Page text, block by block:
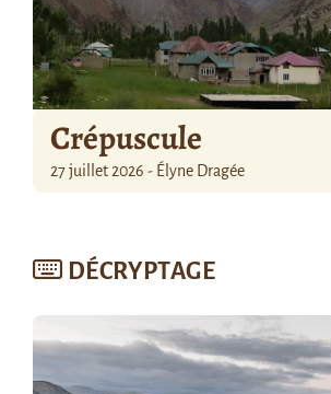
Crépuscule
27 juillet 2026 - Élyne Dragée
DÉCRYPTAGE